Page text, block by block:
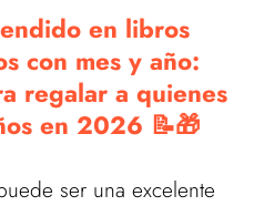
en libros
con mes y año:
regalar a quienes
en 2026 📝🎁
ser una excelente